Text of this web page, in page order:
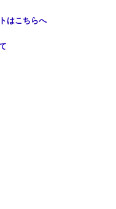
はこちらへ